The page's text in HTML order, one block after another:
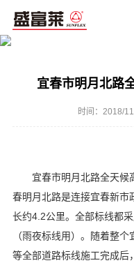
宜春市明月北路
时间：2018/
宜春市明月北路全天候
春明月北路是连接宜春新市
长约4.2公里。全部标线都
（雨夜标线用）。随着整
等全部道路标线施工完成后